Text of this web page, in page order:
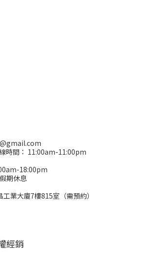
時間： 11:00am-11:00pm
18:00pm
期休息
業大廈7樓815室（需預約）
經銷